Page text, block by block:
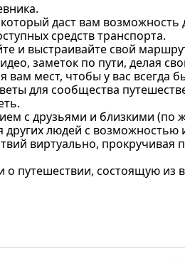
даст вам возможность
средств транспорта.
и выстраивайте свой
заметок по пути, делая
мест, чтобы у вас всегда
для сообщества
с друзьями и близкими (по
других людей с возможностью
виртуально,
о путешествии, состоящую из